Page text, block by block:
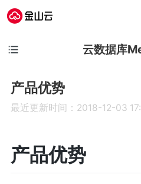
云数据库
产品优势
最近更新时间：2018-12-03
产品优势